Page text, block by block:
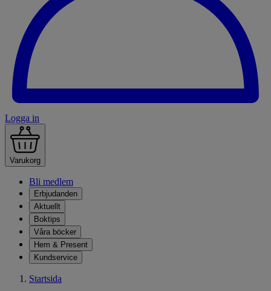
Logga in
Varukorg
Bli medlem
Erbjudanden
Aktuellt
Boktips
Våra böcker
Hem & Present
Kundservice
Startsida